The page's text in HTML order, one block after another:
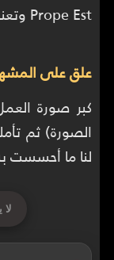
Prope Est وتعني النهاية الوشيكة المحتمة.
علق على
كبر صورة
الصورة) ثم
لنا ما أحسست